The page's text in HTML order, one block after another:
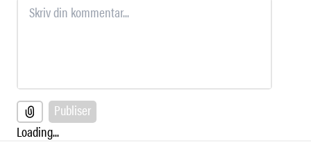
Publiser
Loading...